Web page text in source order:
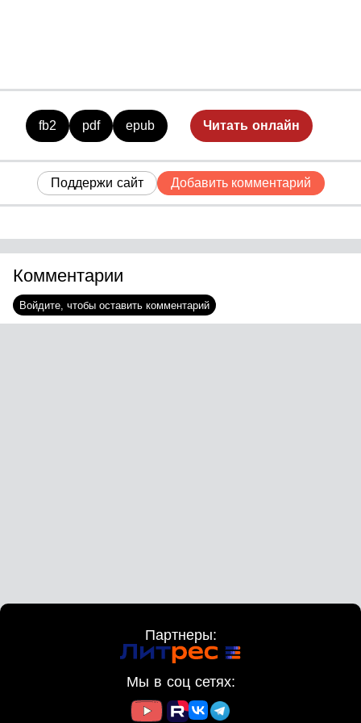
fb2 pdf epub Читать онлайн
Поддержи сайт Добавить комментарий
Комментарии
Войдите, чтобы оставить комментарий
Партнеры:
Мы в соц сетях: